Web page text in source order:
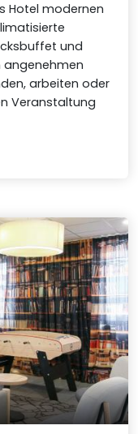
Hotel modernen
und
angenehmen
arbeiten oder
Veranstaltung